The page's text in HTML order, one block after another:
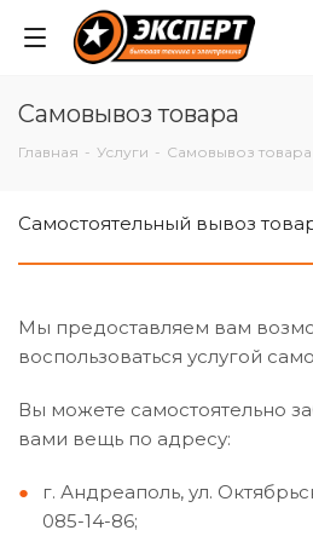
Самовывоз товара
Главная - Услуги - Самовывоз товара
Cамостоятельный вывоз
Мы предоставляем вам
воспользоваться услугой
Вы можете самостоятельно
вами вещь по адресу:
г. Андреаполь, ул.
085-14-86;